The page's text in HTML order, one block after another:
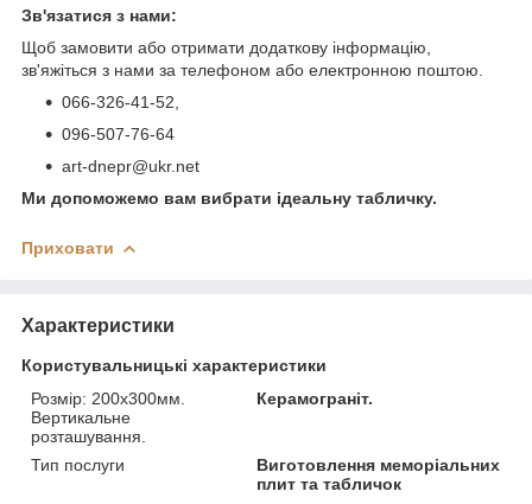
Зв'язатися з нами:
Щоб замовити або отримати додаткову інформацію,
зв'яжіться з нами за телефоном або електронною поштою.
066-326-41-52,
096-507-76-64
art-dnepr@ukr.net
Ми допоможемо вам вибрати ідеальну табличку.
Приховати
Характеристики
Користувальницькі характеристики
Розмір: 200х300мм.
Вертикальне
розташування.
Керамограніт.
Тип послуги
Виготовлення меморіальних
плит та табличок